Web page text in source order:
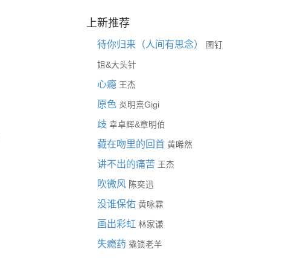
上新推荐
待你归来（人间有思念） 图钉
姐 &大头针
心瘾 王杰
原色 炎明熹Gigi
歧 幸卓辉&章明伯
藏在吻里的回首 黄晞然
讲不出的痛苦 王杰
吹微风 陈奕迅
没谁保佑 黄咏霖
画出彩虹 林家谦
失瘾药 撬锁老羊